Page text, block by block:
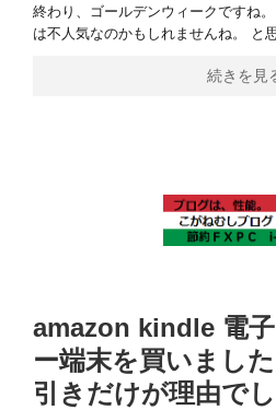
終わり、ゴールデンウィークですね
は不人気なのかもしれませんね。 と思
続きを見
amazon kindle 電
ー端末を買いまし
引きだけが理由で